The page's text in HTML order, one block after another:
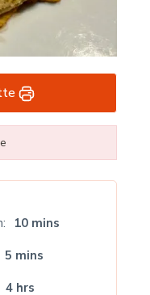
10 mins
5 mins
4 hrs